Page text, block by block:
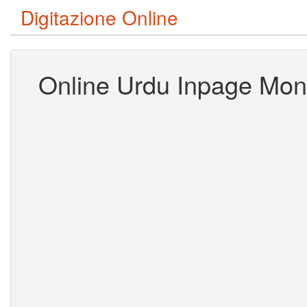
Digitazione Online
Online Urdu Inpage